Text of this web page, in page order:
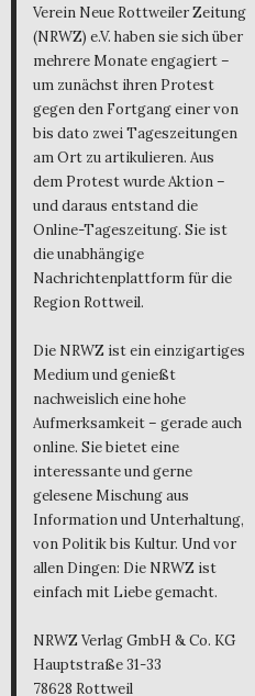
Verein Neue Rottweiler Zeitung
(NRWZ) e.V. haben sie sich über
mehrere Monate engagiert –
um zunächst ihren Protest
gegen den Fortgang einer von
bis dato zwei Tageszeitungen
am Ort zu artikulieren. Aus
dem Protest wurde Aktion –
und daraus entstand die
Online-Tageszeitung. Sie ist
die unabhängige
Nachrichtenplattform für die
Region Rottweil.
Die NRWZ ist ein einzigartiges
Medium und genießt
nachweislich eine hohe
Aufmerksamkeit – gerade auch
online. Sie bietet eine
interessante und gerne
gelesene Mischung aus
Information und Unterhaltung,
von Politik bis Kultur. Und vor
allen Dingen: Die NRWZ ist
einfach mit Liebe gemacht.
NRWZ Verlag GmbH & Co. KG
Hauptstraße 31-33
78628 Rottweil